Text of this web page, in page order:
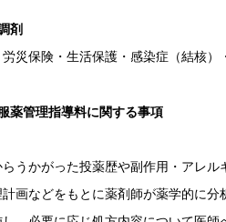
剤
災保険・生活保護・感染症（結核
薬管理指導料に関する事項
うかがった投薬歴や副作用・アレル
画などをもとに薬剤師が薬学的に